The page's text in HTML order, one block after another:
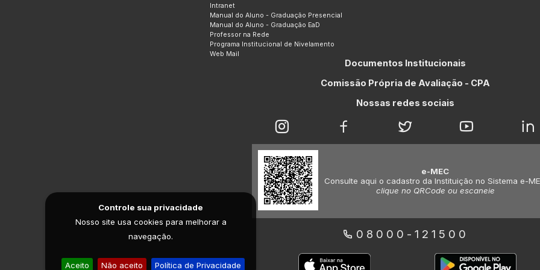
Controle sua privacidade
Nosso site usa cookies para melhorar a
navegação.
Aceito Não aceito Política de Privacidade
Intranet
Manual do Aluno - Graduação Presencial
Manual do Aluno - Graduação EaD
Professor na Rede
Programa Institucional de Nivelamento
Web Mail
Documentos Institucionais
Comissão Própria de Avaliação - CPA
Nossas redes sociais
e-MEC
Consulte aqui o cadastro da Instituição no Sistema e-
clique no QRCode ou escaneie
08000-121500